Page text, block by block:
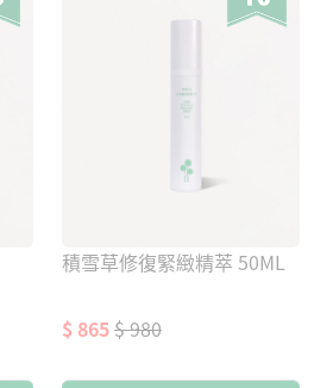
積雪草修復緊緻精萃 50ML
$ 865$ 980